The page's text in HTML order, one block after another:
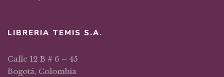
LIBRERIA TEMIS S.A.
Calle 12 B # 6 – 45
Bogotá, Colombia